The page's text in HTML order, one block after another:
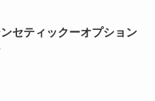
セティックーオプション